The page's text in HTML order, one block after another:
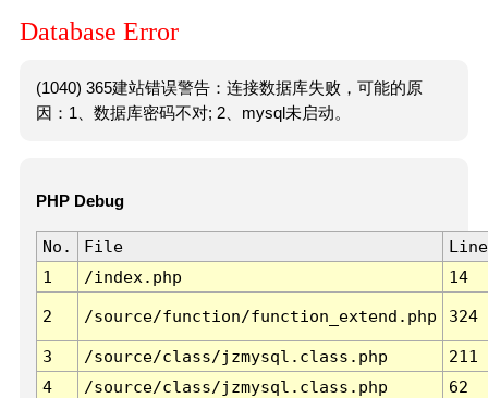
Database Error
(1040) 365建站错误警告：连接数据库失败，可能的原
因：1、数据库密码不对; 2、mysql未启动。
PHP Debug
No. File
Line
1
/index.php 14
2 /source/function/function_extend.php 324
3 /source/class/jzmysql.class.php
211
4
/source/class/jzmysql.class.php
62